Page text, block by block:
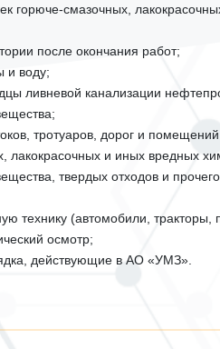
горюче-смазочных,
после окончания работ;
и воду;
ливневой канализации
тротуаров, дорог и
лакокрасочных и иных вредных
твердых отходов и
технику (автомобили, тракторы,
осмотр;
действующие в АО «УМЗ».